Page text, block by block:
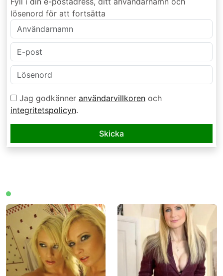
lösenord för att fortsätta
Jag godkänner användarvillkoren och
integritetspolicyn.
Skicka